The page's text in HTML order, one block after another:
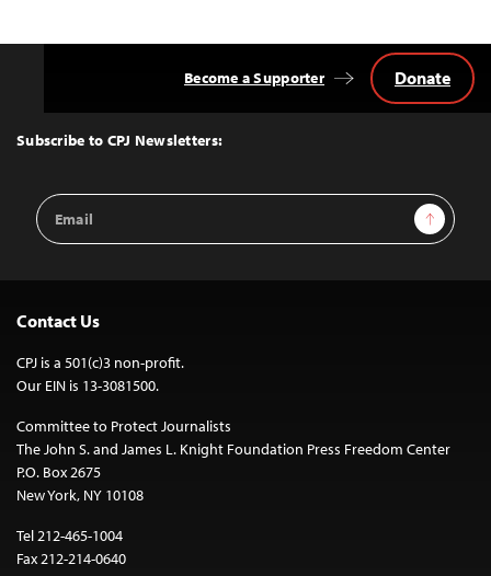
Top
Subscribe to CPJ Newsletters:
Email
Address
Sign Up
Become a Supporter Donate
Contact Us
CPJ is a 501(c)3 non-profit.
Our EIN is 13-3081500.
Committee to Protect Journalists
The John S. and James L. Knight Foundation Press Freedom Center
P.O. Box 2675
New York, NY 10108
Tel 212-465-1004
Fax 212-214-0640